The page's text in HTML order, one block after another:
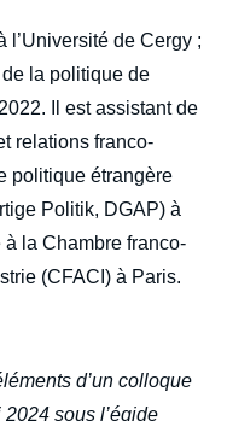
l’Université de Cergy ;
la politique de
Il est assistant de
relations franco-
politique étrangère
Politik, DGAP) à
la Chambre franco-
(CFACI) à Paris.
d’un colloque
sous l’égide